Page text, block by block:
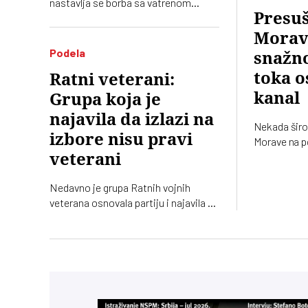
toka
kanal
Nekada
Morave na
Podela
Ratni veterani:
Grupa koja je
najavila da izlazi na
izbore nisu pravi
veterani
Nedavno je grupa Ratnih vojnih
veterana osnovala partiju i najavila da